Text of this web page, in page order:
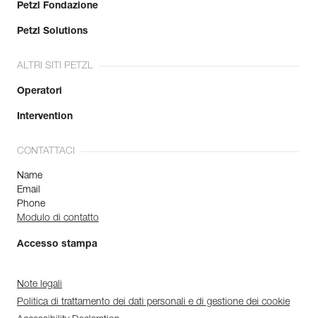
Petzl Fondazione
Petzl Solutions
ALTRI SITI PETZL
Operatori
Intervention
CONTATTACI
Name
Email
Phone
Modulo di contatto
Accesso stampa
Note legali
Politica di trattamento dei dati personali e di gestione dei cookie